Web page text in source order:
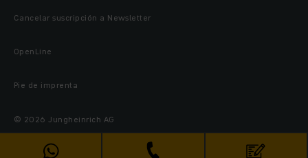
Cancelar suscripción a Newsletter
OpenLine
Pie de imprenta
© 2026 Jungheinrich AG